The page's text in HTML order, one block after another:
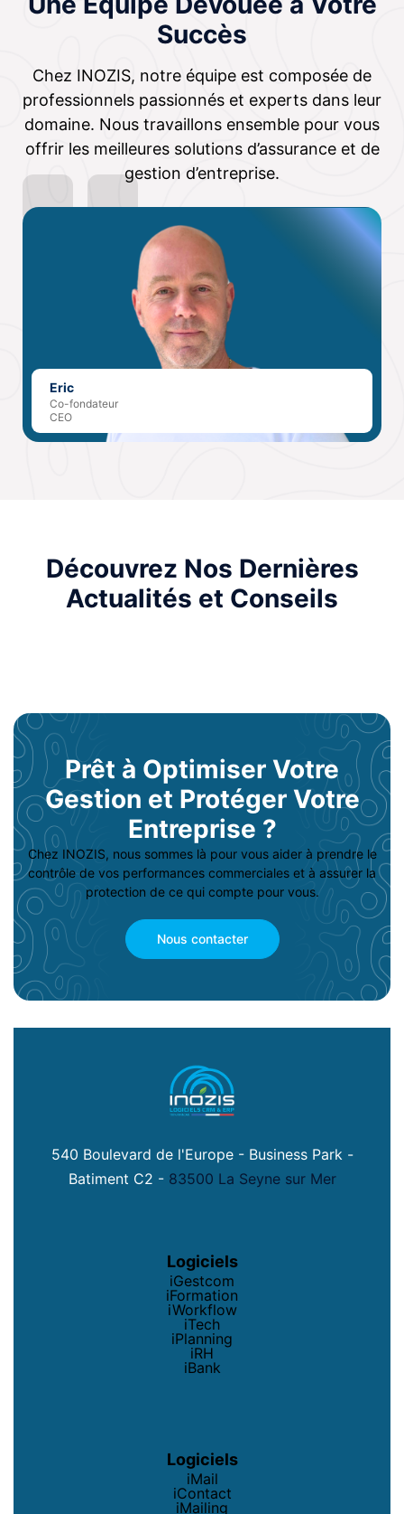
Succès
Chez INOZIS, notre équipe est composée de
professionnels passionnés et experts dans leur
domaine. Nous travaillons ensemble pour vous
offrir les meilleures solutions d’assurance et de
gestion d’entreprise.
Eric
Co-fondateur
CEO
Découvrez Nos Dernières
Actualités et Conseils
Prêt à Optimiser Votre
Gestion et Protéger Votre
Entreprise ?
Chez INOZIS, nous sommes là pour vous aider à prendre le
contrôle de vos performances commerciales et à assurer la
protection de ce qui compte pour vous.
Nous contacter
540 Boulevard de l'Europe - Business Park -
Batiment C2 - 83500 La Seyne sur Mer
Logiciels
iGestcom
iFormation
iWorkflow
iTech
iPlanning
iRH
iBank
Logiciels
iMail
iContact
iMailing